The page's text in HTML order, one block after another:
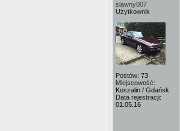
slawny007
Użytkownik
Postów: 73
Miejscowość:
Koszalin / Gdańsk
Data rejestracji:
01.05.16